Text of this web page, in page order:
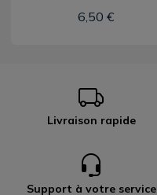
6,50 €
Livraison rapide
Support à votre service